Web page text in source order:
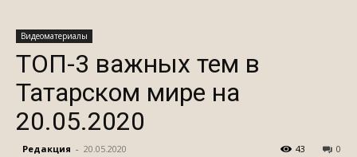
Видеоматериалы
ТОП-3 важных тем в
Татарском мире на
20.05.2020
Редакция - 20.05.2020 0
43